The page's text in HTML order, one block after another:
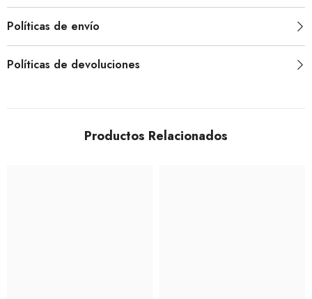
Políticas de envío
Políticas de devoluciones
Productos Relacionados